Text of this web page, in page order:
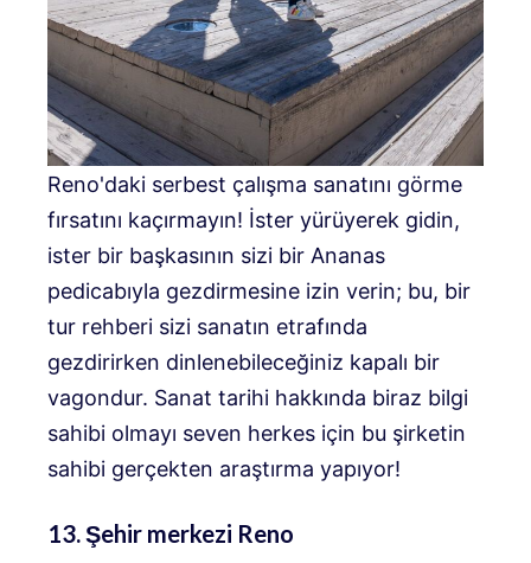
Reno'daki serbest çalışma sanatını görme
fırsatını kaçırmayın! İster yürüyerek gidin,
ister bir başkasının sizi bir Ananas
pedicabıyla gezdirmesine izin verin; bu, bir
tur rehberi sizi sanatın etrafında
gezdirirken dinlenebileceğiniz kapalı bir
vagondur. Sanat tarihi hakkında biraz bilgi
sahibi olmayı seven herkes için bu şirketin
sahibi gerçekten araştırma yapıyor!
13. Şehir merkezi Reno